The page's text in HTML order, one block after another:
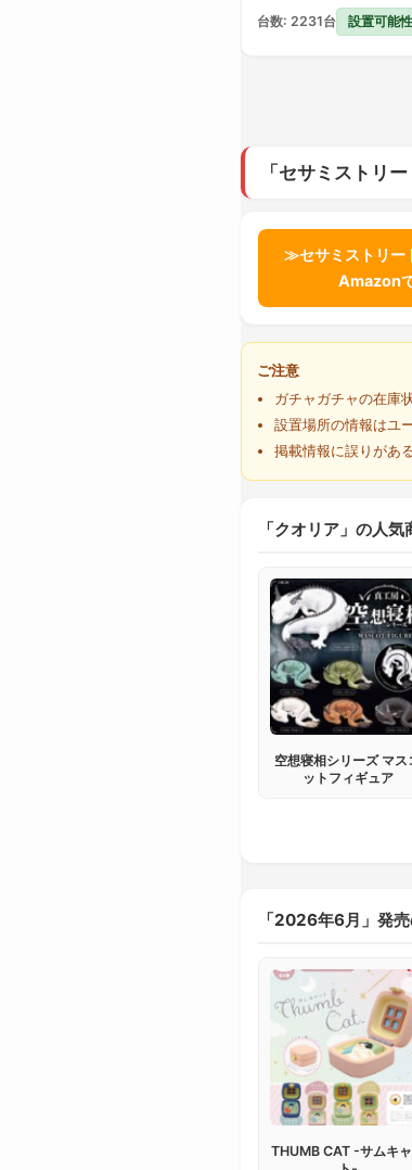
台数: 2231台 設置可能
「セサミストリ
≫セサミストリー
Amazon
ご注意
ガチャガチャの在庫
設置場所の情報はユ
掲載情報に誤りがあ
「クオリア」の人気
空想寝相シリーズ マス
ットフィギュア
「2026年6月」発
THUMB CAT -サムキ